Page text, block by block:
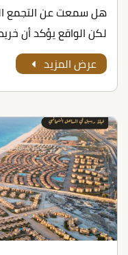
هل سمعت عن التجمع
لكن الواقع يؤكد أن
عرض المزيد